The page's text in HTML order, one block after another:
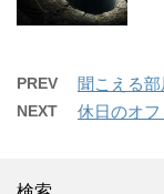
PREV 聞こえる
NEXT 休日のオ